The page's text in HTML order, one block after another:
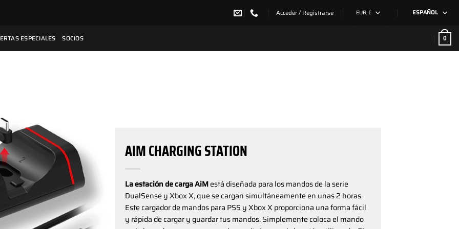
Acceder / Registrarse EUR, € ESPAÑOL
ESPECIALES SOCIOS 0
AIM CHARGING STATION
La estación de carga AiMestá diseñada para los mandos de la serie
DualSense y Xbox X, que se cargan simultáneamente en unas 2 horas.
Este cargador de mandos para PS5 y Xbox X proporciona una forma fácil
y rápida de cargar y guardar tus mandos. Simplemente coloca el mando